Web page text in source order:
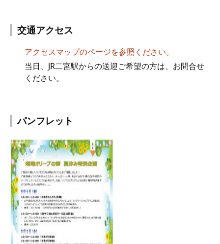
交通アクセス
アクセスマップのページを参照ください。
当日、JR二宮駅からの送迎ご希望の方は、お問合せ
ください。
パンフレット